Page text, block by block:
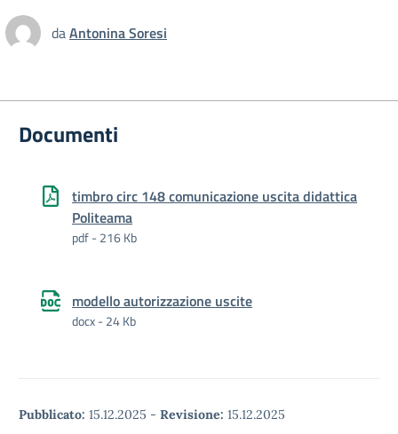
daAntonina Soresi
Documenti
timbro circ 148 comunicazione uscita didattica
Politeama
pdf - 216 Kb
modello autorizzazione uscite
docx - 24 Kb
Pubblicato: 15.12.2025 - Revisione: 15.12.2025